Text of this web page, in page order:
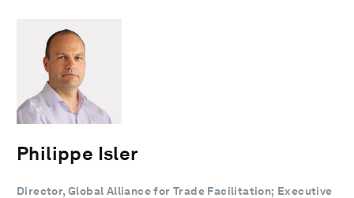
Philippe Isler
Director, Global Alliance for Trade Facilitation; Executive